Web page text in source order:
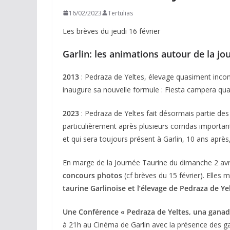
16/02/2023 Tertulias
Les brèves du jeudi 16 février
Garlin: les animations autour de la
2013 : Pedraza de Yeltes, élevage quasiment
inaugure sa nouvelle formule : Fiesta campera
2023 : Pedraza de Yeltes fait désormais partie
particulièrement après plusieurs corridas
et qui sera toujours présent à Garlin, 10 ans
En marge de la Journée Taurine du dimanche 2
concours photos (cf brèves du 15 février). Elles
taurine Garlinoise et l’élevage de Pedraza de
Une Conférence « Pedraza de Yeltes, una
à 21h au Cinéma de Garlin avec la présence des